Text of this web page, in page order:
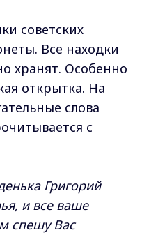
советских
Все находки
хранят. Особенно
открытка. На
слова
с
Григорий
и все ваше
спешу Вас